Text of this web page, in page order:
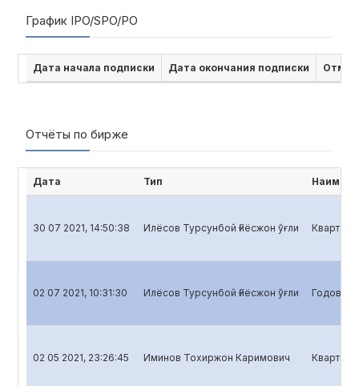
График IPO/SPO/PO
Дата начала подписки Дата окончания подписки
Отчёты по бирже
Дата Тип
30 07 2021, 14:50:38 Илёсов Турсунбой Ғиёсжон ўғли
02 07 2021, 10:31:30 Илёсов Турсунбой Ғиёсжон ўғли Годовой
02 05 2021, 23:26:45 Иминов Тохиржон Каримович